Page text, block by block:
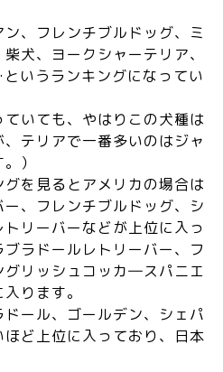
、フレンチブルドッグ、ミ
犬、ヨークシャーテリア、
いうランキングになってい
いても、やはりこの犬種は
テリアで一番多いのはジャ
）
を見るとアメリカの場合は
、フレンチブルドッグ、シ
リーバーなどが上位に入っ
ラドールレトリーバー、フ
グリッシュコッカ―スパニエ
ります。
ール、ゴールデン、シェパ
ど上位に入っており、日本